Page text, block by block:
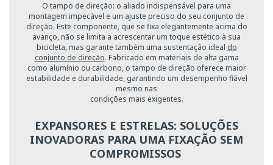
O tampo de direção: o aliado indispensável para uma
montagem impecável e um ajuste preciso do seu conjunto de
direção. Este componente, que se fixa elegantemente acima do
avanço, não se limita a acrescentar um toque estético à sua
bicicleta, mas garante também uma sustentação ideal do
conjunto de direção. Fabricado em materiais de alta gama
como alumínio ou carbono, o tampo de direção oferece maior
estabilidade e durabilidade, garantindo um desempenho fiável
mesmo nas
condições mais exigentes.
EXPANSORES E ESTRELAS: SOLUÇÕES
INOVADORAS PARA UMA FIXAÇÃO SEM
COMPROMISSOS